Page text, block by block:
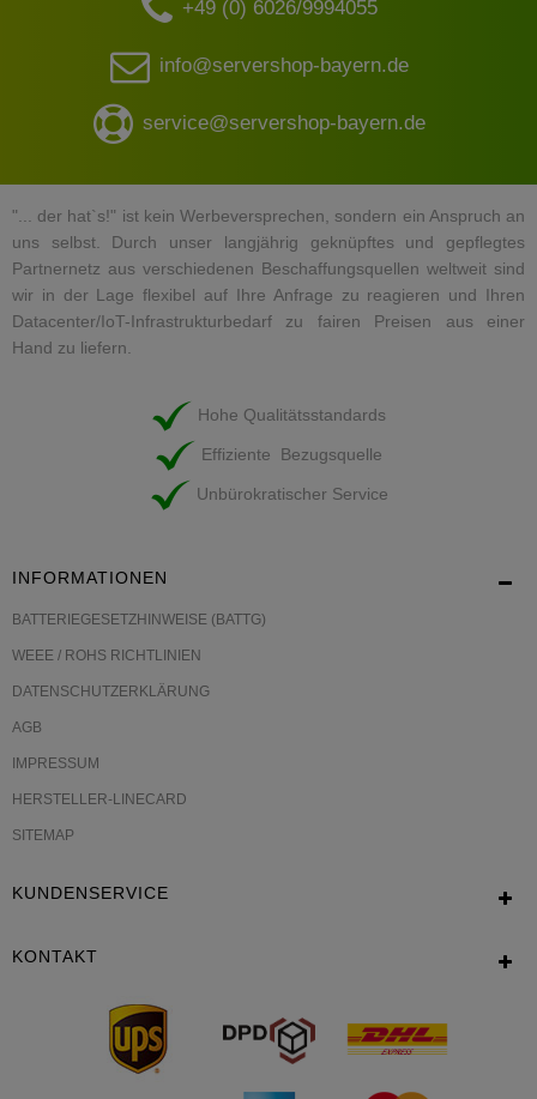
+49 (0) 6026/9994055
info@servershop-bayern.de
service@servershop-bayern.de
"... der hat`s!" ist kein Werbeversprechen, sondern ein Anspruch an
uns selbst. Durch unser langjährig geknüpftes und gepflegtes
Partnernetz aus verschiedenen Beschaffungsquellen weltweit sind
wir in der Lage flexibel auf Ihre Anfrage zu reagieren und Ihren
Datacenter/IoT-Infrastrukturbedarf zu fairen Preisen aus einer
Hand zu liefern.
Hohe Qualitätsstandards
Effiziente Bezugsquelle
Unbürokratischer Service
INFORMATIONEN
BATTERIEGESETZHINWEISE (BATTG)
WEEE / ROHS RICHTLINIEN
DATENSCHUTZERKLÄRUNG
AGB
IMPRESSUM
HERSTELLER-LINECARD
SITEMAP
KUNDENSERVICE
KONTAKT